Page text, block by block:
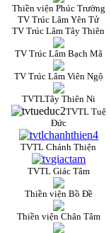
Thiền viện Phúc Trường
TV Trúc Lâm Yên Tử
TV Trúc Lâm Tây Thiên
TV Trúc Lâm Bạch Mã
TV Trúc Lâm Viên Ngộ
TVTLTây Thiên Ni
TVTL Tuệ
Đức
TVTL Chánh Thiện
TVTL Giác Tâm
Thiền viện Bồ Đề
Thiền viện Chân Tâm